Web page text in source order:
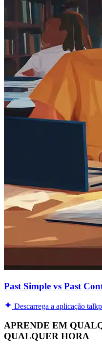
Past Simple vs Past
Descarrega a aplicação
APRENDE EM
QUALQUER HORA